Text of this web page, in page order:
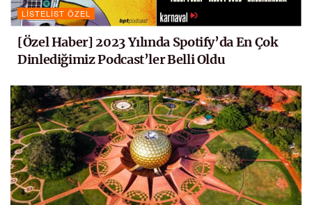
LISTELIST ÖZEL
[Özel Haber] 2023 Yılında Spotify’da En Çok
Dinlediğimiz Podcast’ler Belli Oldu